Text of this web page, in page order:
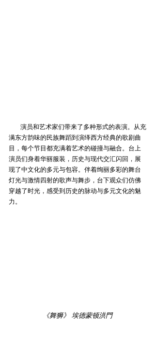
满东方韵味的民族舞蹈到演绎西方经典的歌剧曲
目，每个节目都充满着艺术的碰撞与融合。台上
演员们身着华丽服装，历史与现代交汇闪回，展
现了中文化的多元与包容。伴着绚丽多彩的舞台
灯光与激情四射的歌声与舞步，台下观众们仿佛
穿越了时光，感受到历史的脉动与多元文化的魅
力。
《舞狮》 埃德蒙顿洪門